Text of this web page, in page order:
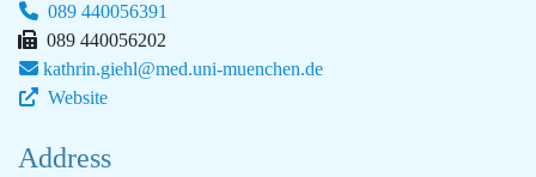
089 440056391
089 440056202
kathrin.giehl@med.uni-muenchen.de
Website
Address